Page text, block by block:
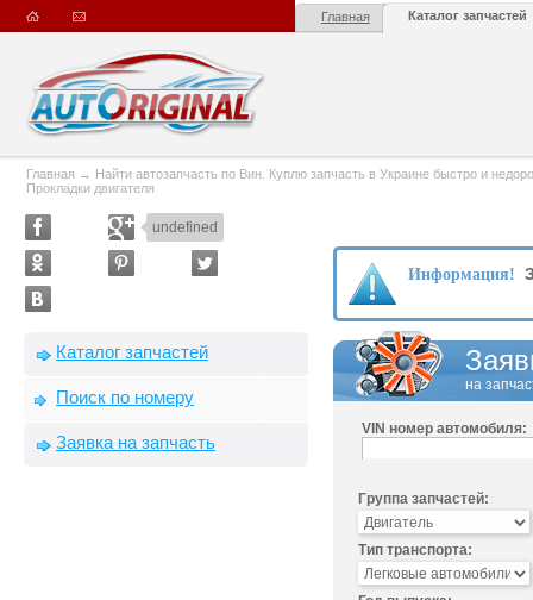
Главная Каталог запчастей
Главная → Найти автозапчасть по Вин. Куплю запчасть в Украине быстро и
Прокладки двигателя
undefined
Каталог запчастей
Поиск по номеру
Заявка на запчасть
Информация!
на
VIN номер автомобиля:
Группа запчастей:
Тип транспорта: